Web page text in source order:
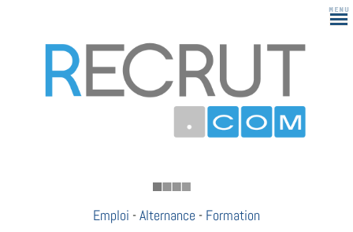
183
Emploi -Alternance - Formation